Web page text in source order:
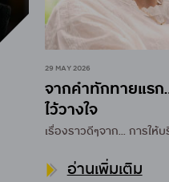
29 MAY 2026
จากคำทักทายแร
ไว้วางใจ
เรื่องราวดีๆจาก... การให้
อ่านเพิ่มเติม